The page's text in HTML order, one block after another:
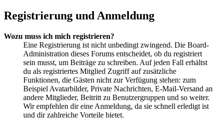
Registrierung und Anmeldung
Wozu muss ich mich registrieren?
Eine Registrierung ist nicht unbedingt zwingend. Die Board-
Administration dieses Forums entscheidet, ob du registriert
sein musst, um Beiträge zu schreiben. Auf jeden Fall erhältst
du als registriertes Mitglied Zugriff auf zusätzliche
Funktionen, die Gästen nicht zur Verfügung stehen: zum
Beispiel Avatarbilder, Private Nachrichten, E-Mail-Versand an
andere Mitglieder, Beitritt zu Benutzergruppen und so weiter.
Wir empfehlen dir eine Anmeldung, da sie schnell erledigt ist
und dir zahlreiche Vorteile bietet.